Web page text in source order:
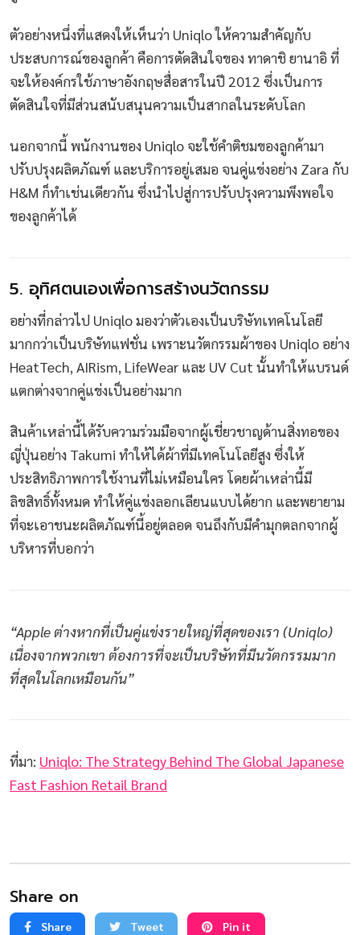
ตัวอย่างหนึ่งที่แสดงให้เห็นว่า Uniqlo ให้ความสำคัญกับ
ประสบการณ์ของลูกค้า คือการตัดสินใจของ ทาดาชิ ยานาอิ ที่
จะให้องค์กรใช้ภาษาอังกฤษสื่อสารในปี 2012 ซึ่งเป็นการ
ตัดสินใจที่มีส่วนสนับสนุนความเป็นสากลในระดับโลก
นอกจากนี้ พนักงานของ Uniqlo จะใช้คำติชมของลูกค้ามา
ปรับปรุงผลิตภัณฑ์ และบริการอยู่เสมอ จนคู่แข่งอย่าง Zara กับ
H&M ก็ทำเช่นเดียวกัน ซึ่งนำไปสู่การปรับปรุงความพึงพอใจ
ของลูกค้าได้
5. อุทิศตนเองเพื่อการสร้างนวัตกรรม
อย่างที่กล่าวไป Uniqlo มองว่าตัวเองเป็นบริษัทเทคโนโลยี
มากกว่าเป็นบริษัทแฟชั่น เพราะนวัตกรรมผ้าของ Uniqlo อย่าง
HeatTech, AIRism, LifeWear และ UV Cut นั้นทำให้แบรนด์
แตกต่างจากคู่แข่งเป็นอย่างมาก
สินค้าเหล่านี้ได้รับความร่วมมือจากผู้เชี่ยวชาญด้านสิ่งทอของ
ญี่ปุ่นอย่าง Takumi ทำให้ได้ผ้าที่มีเทคโนโลยีสูง ซึ่งให้
ประสิทธิภาพการใช้งานที่ไม่เหมือนใคร โดยผ้าเหล่านี้มี
ลิขสิทธิ์ทั้งหมด ทำให้คู่แข่งลอกเลียนแบบได้ยาก และพยายาม
ที่จะเอาชนะผลิตภัณฑ์นี้อยู่ตลอด จนถึงกับมีคำมุกตลกจากผู้
บริหารที่บอกว่า
“Apple ต่างหากที่เป็นคู่แข่งรายใหญ่ที่สุดของเรา (Uniqlo)
เนื่องจากพวกเขา ต้องการที่จะเป็นบริษัทที่มีนวัตกรรมมาก
ที่สุดในโลกเหมือนกัน”
ที่มา: Uniqlo: The Strategy Behind The Global Japanese
Fast Fashion Retail Brand
Share on
Share Tweet Pin it